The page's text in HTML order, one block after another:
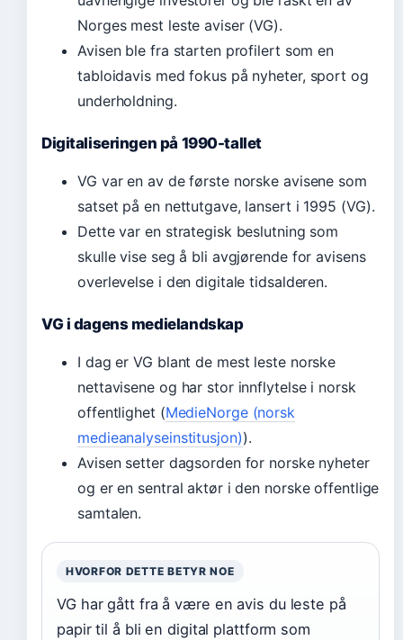
Norges mest leste aviser (VG).
Avisen ble fra starten profilert som en
tabloidavis med fokus på nyheter, sport og
underholdning.
Digitaliseringen på 1990-tallet
VG var en av de første norske avisene som
satset på en nettutgave, lansert i 1995 (VG).
Dette var en strategisk beslutning som
skulle vise seg å bli avgjørende for avisens
overlevelse i den digitale tidsalderen.
VG i dagens medielandskap
I dag er VG blant de mest leste norske
nettavisene og har stor innflytelse i norsk
offentlighet (MedieNorge (norsk
medieanalyseinstitusjon)).
Avisen setter dagsorden for norske nyheter
og er en sentral aktør i den norske offentlige
samtalen.
HVORFOR DETTE BETYR NOE
VG har gått fra å være en avis du leste på
papir til å bli en digital plattform som